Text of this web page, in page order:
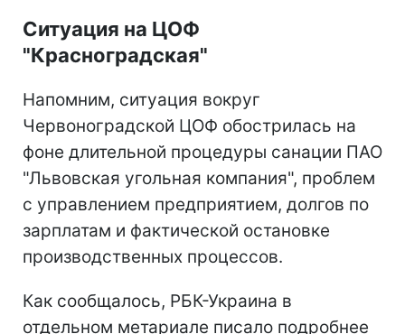
Ситуация на ЦОФ
"Красноградская"
Напомним, ситуация вокруг
Червоноградской ЦОФ обострилась на
фоне длительной процедуры санации ПАО
"Львовская угольная компания", проблем
с управлением предприятием, долгов по
зарплатам и фактической остановке
производственных процессов.
Как сообщалось, РБК-Украина в
отдельном метариале писало подробнее